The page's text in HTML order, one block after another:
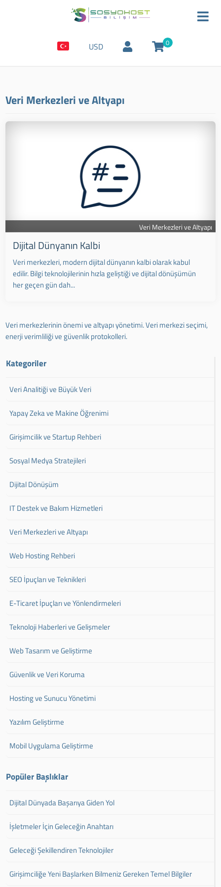
USD 0
Veri Merkezleri ve Altyapı
Veri Merkezleri ve Altyapı
Dijital Dünyanın Kalbi
Veri merkezleri, modern dijital dünyanın kalbi olarak kabul
edilir. Bilgi teknolojilerinin hızla geliştiği ve dijital dönüşümün
her geçen gün dah...
Veri merkezlerinin önemi ve altyapı yönetimi. Veri merkezi seçimi,
enerji verimliliği ve güvenlik protokolleri.
Kategoriler
Veri Analitiği ve Büyük Veri
Yapay Zeka ve Makine Öğrenimi
Girişimcilik ve Startup Rehberi
Sosyal Medya Stratejileri
Dijital Dönüşüm
IT Destek ve Bakım Hizmetleri
Veri Merkezleri ve Altyapı
Web Hosting Rehberi
SEO İpuçları ve Teknikleri
E-Ticaret İpuçları ve Yönlendirmeleri
Teknoloji Haberleri ve Gelişmeler
Web Tasarım ve Geliştirme
Güvenlik ve Veri Koruma
Hosting ve Sunucu Yönetimi
Yazılım Geliştirme
Mobil Uygulama Geliştirme
Popüler Başlıklar
Dijital Dünyada Başarıya Giden Yol
İşletmeler İçin Geleceğin Anahtarı
Geleceği Şekillendiren Teknolojiler
Girişimciliğe Yeni Başlarken Bilmeniz Gereken Temel Bilgiler